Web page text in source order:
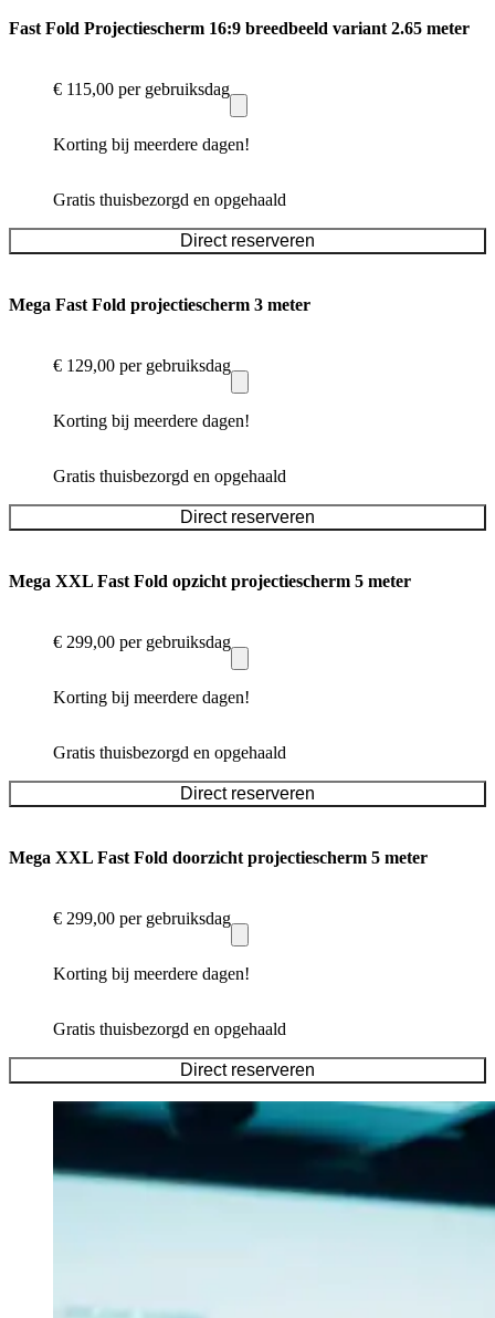
Fast Fold Projectiescherm 16:9 breedbeeld variant 2.65 meter
€ 115,00 per gebruiksdag
Korting bij meerdere dagen!
Gratis thuisbezorgd en opgehaald
Direct reserveren
Mega Fast Fold projectiescherm 3 meter
€ 129,00 per gebruiksdag
Korting bij meerdere dagen!
Gratis thuisbezorgd en opgehaald
Direct reserveren
Mega XXL Fast Fold opzicht projectiescherm 5 meter
€ 299,00 per gebruiksdag
Korting bij meerdere dagen!
Gratis thuisbezorgd en opgehaald
Direct reserveren
Mega XXL Fast Fold doorzicht projectiescherm 5 meter
€ 299,00 per gebruiksdag
Korting bij meerdere dagen!
Gratis thuisbezorgd en opgehaald
Direct reserveren